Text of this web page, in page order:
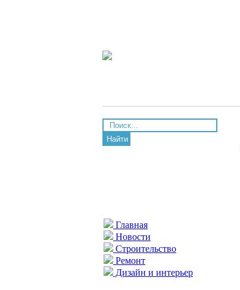
Найти
Главная
Новости
Строительство
Ремонт
Дизайн и интерьер